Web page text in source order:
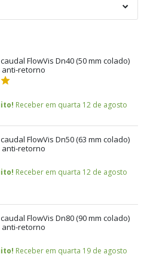
FlowVis Dn40 (50 mm colado)
anti-retorno
Receber em quarta 12 de agosto
FlowVis Dn50 (63 mm colado)
anti-retorno
Receber em quarta 12 de agosto
FlowVis Dn80 (90 mm colado)
anti-retorno
Receber em quarta 19 de agosto